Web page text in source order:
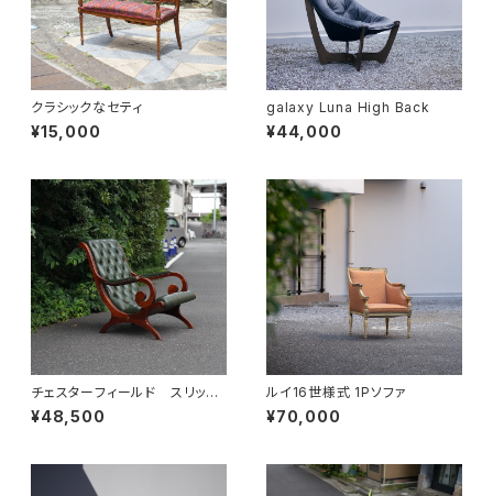
クラシックなセティ
¥15,000
galaxy Luna High Back
¥44,000
チェスターフィールド スリッパ
ーチェア
¥48,500
ルイ16世様式 1Pソファ
¥70,000